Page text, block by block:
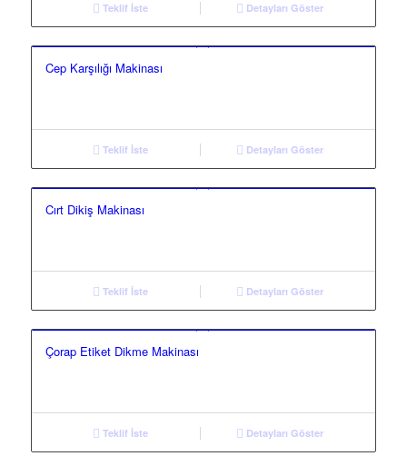
Teklif İste Detayları Göster
Cep Karşılığı Makinası
Teklif İste Detayları Göster
Cırt Dikiş Makinası
Teklif İste Detayları Göster
Çorap Etiket Dikme Makinası
Teklif İste Detayları Göster